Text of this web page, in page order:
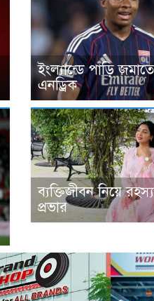
ইংল্যান্ডে পাড়ি
এনড্রিক
ব্যক্তিজীবন নিয়ে
প্রভার